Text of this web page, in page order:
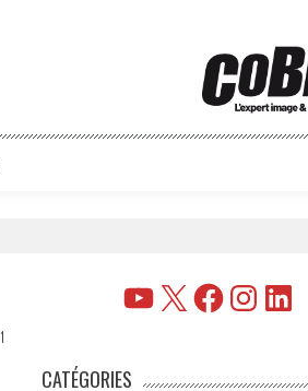
1
YouTube
X FacebookInstagramLinkedIn
CATÉGORIES